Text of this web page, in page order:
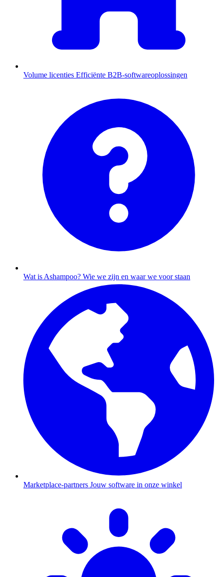
Volume licenties Efficiënte B2B-softwareoplossingen
Wat is Ashampoo? Wie we zijn en waar we voor staan
Marketplace-partners Jouw software in onze winkel